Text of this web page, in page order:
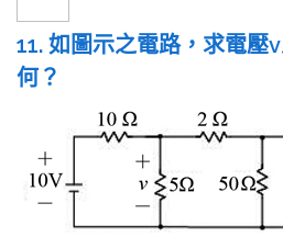
11. 如圖示之電路，求電壓
何？